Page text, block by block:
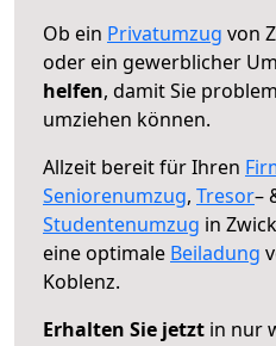
Ob ein Privatumzug von
oder ein gewerblicher
helfen, damit Sie
umziehen können.
Allzeit bereit für Ihren
Seniorenumzug, Tresor–
Studentenumzug in
eine optimale Beiladung
Koblenz.
Erhalten Sie jetzt in nur